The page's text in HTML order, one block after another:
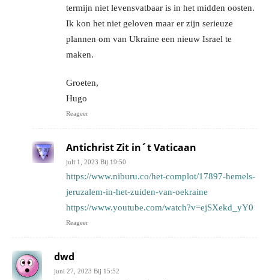
termijn niet levensvatbaar is in het midden oosten.
Ik kon het niet geloven maar er zijn serieuze
plannen om van Ukraine een nieuw Israel te
maken.
Groeten,
Hugo
Reageer
Antichrist Zit in´t Vaticaan
juli 1, 2023 Bij 19:50
https://www.niburu.co/het-complot/17897-hemels-
jeruzalem-in-het-zuiden-van-oekraine
https://www.youtube.com/watch?v=ejSXekd_yY0
Reageer
dwd
juni 27, 2023 Bij 15:52